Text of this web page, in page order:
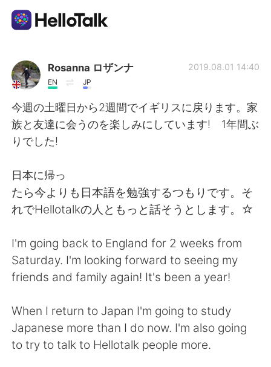
Language Exchange App
AI Grammar Checker
English
简体中文
Español العربية
Français Deutsch
日本語 한국어
Русский
Indonesia Italiano
Rosanna ロザンナ
EN JP
2019.08.01 14:40
今週の土曜日から2週間でイギリスに戻ります。家
族と友達に会うのを楽しみにしています! 1年間ぶ
りでした!
日本に帰っ
たら今よりも日本語を勉強するつもりです。そ
れでHellotalkの人ともっと話そうとします。☆
I'm going back to England for 2 weeks from
Saturday. I'm looking forward to seeing my
friends and family again! It's been a year!
When I return to Japan I'm going to study
Japanese more than I do now. I'm also going
to try to talk to Hellotalk people more.